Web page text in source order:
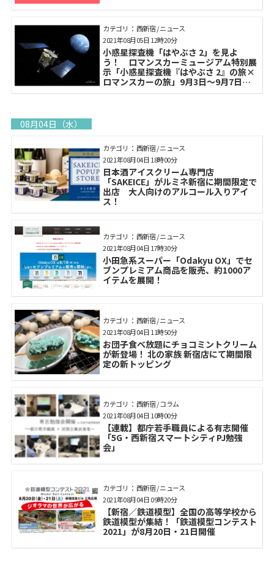
カテゴリ： 西新宿 / ニュース
小惑星探査機「はやぶさ 2」を見よ
う！ ロマンスカーミュージアム特別展
示「小惑星探査機『はやぶさ 2』の旅×
ロマンスカーの旅」9月3日～9月7日開
催
2021年08月05日 12時20分
08月04日（水）
カテゴリ： 西新宿 / ニュース
日本酒アイスクリーム専門店
「SAKEICE」がルミネ新宿に期間限定で
出店 大人向けのアルコール入りアイ
ス！
2021年08月04日 18時00分
カテゴリ： 西新宿 / ニュース
小田急系スーパー「Odakyu OX」でセ
ブンプレミアム商品を販売、約1000ア
イテムを展開！
2021年08月04日 17時30分
カテゴリ： 西新宿 / ニュース
お団子食べ放題にチョコミントクリーム
が新登場！ 北の家族 新宿店にて期間限
定の新トッピング
2021年08月04日 11時50分
カテゴリ： 西新宿 / コラム
【連載】都庁若手職員による有志開催
「5G・西新宿スマートシティPJ勉強
会」
2021年08月04日 10時00分
カテゴリ： 西新宿 / ニュース
【新宿／鉄道模型】全国の高等学校から
鉄道模型が集結！「鉄道模型コンテスト
2021」が8月20日・21日開催
2021年08月04日 09時20分